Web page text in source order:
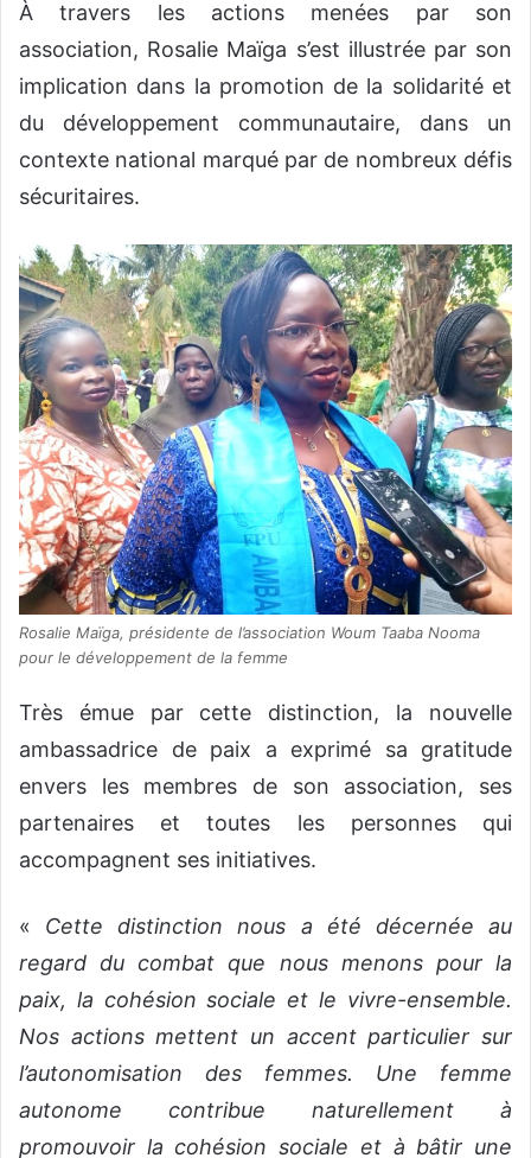
À travers les actions menées par son
association, Rosalie Maïga s’est illustrée par son
implication dans la promotion de la solidarité et
du développement communautaire, dans un
contexte national marqué par de nombreux défis
sécuritaires.
Rosalie Maïga, présidente de l’association Woum Taaba Nooma
pour le développement de la femme
Très émue par cette distinction, la nouvelle
ambassadrice de paix a exprimé sa gratitude
envers les membres de son association, ses
partenaires et toutes les personnes qui
accompagnent ses initiatives.
« Cette distinction nous a été décernée au
regard du combat que nous menons pour la
paix, la cohésion sociale et le vivre-ensemble.
Nos actions mettent un accent particulier sur
l’autonomisation des femmes. Une femme
autonome contribue naturellement à
promouvoir la cohésion sociale et à bâtir une